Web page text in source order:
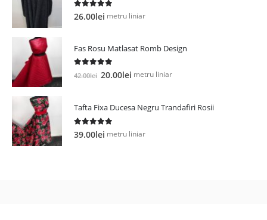
5.00out of 5
26.00lei metru liniar
Fas Rosu Matlasat Romb Design
out of 5
42.00lei Prețul
fost:
42.00lei.
20.00lei Prețul
20.00lei.
metru liniar
Tafta Fixa Ducesa Negru Trandafiri Rosii
5.00out of 5
39.00lei metru liniar